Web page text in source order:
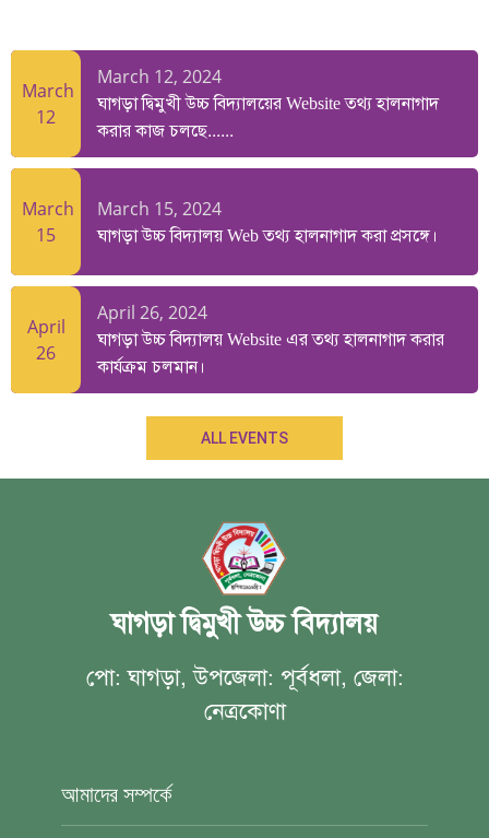
March
12
March 12, 2024
ঘাগড়া দ্বিমুখী উচ্চ বিদ্যালয়ের Website তথ্য হালনাগাদ
করার কাজ চলছে......
March
15
March 15, 2024
ঘাগড়া উচ্চ বিদ্যালয় Web তথ্য হালনাগাদ করা প্রসঙ্গে।
April
26
April 26, 2024
ঘাগড়া উচ্চ বিদ্যালয় Website এর তথ্য হালনাগাদ করার
কার্যক্রম চলমান।
ALL EVENTS
ঘাগড়া দ্বিমুখী উচ্চ বিদ্যালয়
পো: ঘাগড়া, উপজেলা: পূর্বধলা, জেলা:
নেত্রকোণা
আমাদের সম্পর্কে